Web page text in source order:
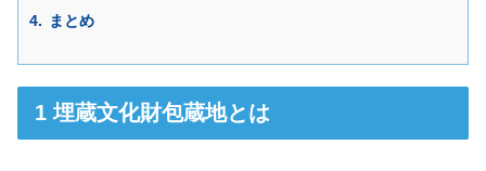
まとめ
埋蔵文化財包蔵地とは